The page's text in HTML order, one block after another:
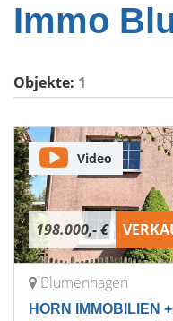
Immo
Objekte: 1
198.000,- €
Video
Blumenhagen
HORN IMMOBILIEN